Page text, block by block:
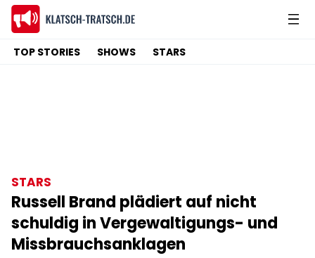
TOP STORIES SHOWS STARS
STARS
Russell Brand plädiert auf nicht
schuldig in Vergewaltigungs- und
Missbrauchsanklagen